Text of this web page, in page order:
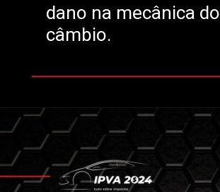
dano na mecânica do
câmbio.